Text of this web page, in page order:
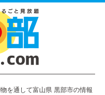
を通して富山県 黒部市の情報